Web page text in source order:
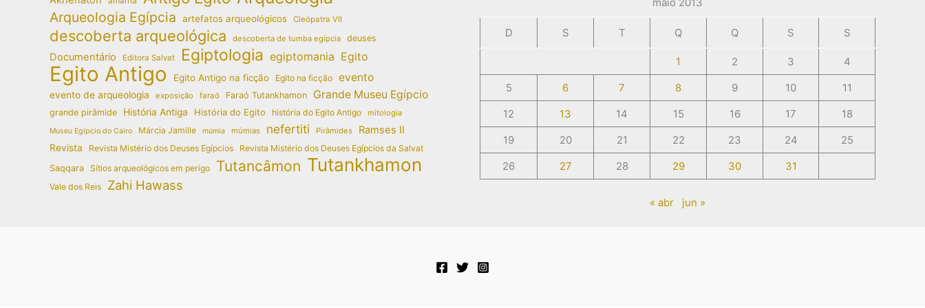
Arqueologia Egípcia artefatos arqueológicos Cleópatra VII
descoberta arqueológica descoberta de tumba egípcia deuses
Documentário Editora Salvat Egiptologia egiptomania Egito
Egito Antigo Egito Antigo na ficção Egito na ficção evento
evento de arqueologia exposição faraó Faraó Tutankhamon Grande Museu Egípcio
grande pirâmide História Antiga História do Egito história do Egito Antigo mitologia
Museu Egípcio do Cairo Márcia Jamille múmia múmias nefertiti Pirâmides Ramses II
Revista Revista Mistério dos Deuses Egípcios
Revista Mistério dos Deuses Egípcios da Salvat
Saqqara Sítios arqueológicos em perigo Tutancâmon Tutankhamon
Vale dos Reis Zahi Hawass
D S T Q Q S S
1 2 3
4
5
6 7 8 9 10
11
12
13 14 15 16 17
18
19
20 21 22 23 24
25
26
27 28 29 30 31
« abr jun »